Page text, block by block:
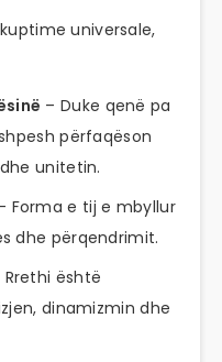
universale,
– Duke qenë pa
përfaqëson
unitetin.
Forma e tij e mbyllur
dhe përqendrimit.
Rrethi është
dinamizmin dhe